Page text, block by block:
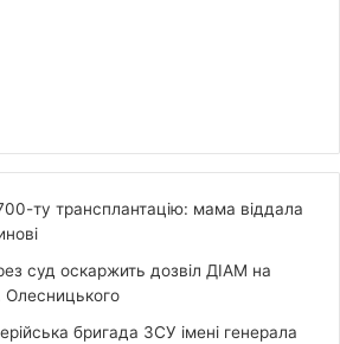
ту трансплантацію: мама віддала
суд оскаржить дозвіл ДІАМ на
Олесницького
бригада ЗСУ імені генерала